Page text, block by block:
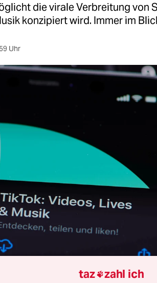
die virale Verbreitung von
konzipiert wird. Immer im
Uhr
taz zahl ich